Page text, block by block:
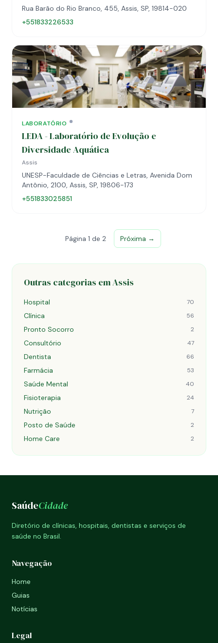
Rua Barão do Rio Branco, 455, Assis, SP, 19814-020
+551833226533
LABORATÓRIO
LEDA - Laboratório de Evolução e
Diversidade Aquática
Assis
UNESP-Faculdade de Ciências e Letras, Avenida Dom
Antônio, 2100, Assis, SP, 19806-173
+551833025851
Página 1 de 2 Próxima →
Outras categorias em Assis
Hospital 70
Clínica 56
Pronto Socorro 2
Consultório 47
Dentista 66
Farmácia 53
Saúde Mental 40
Fisioterapia 24
Nutrição 7
Posto de Saúde 2
Home Care 2
SaúdeCidade
Diretório de clínicas, hospitais, dentistas e serviços de
saúde no Brasil.
Navegação
Home
Guias
Notícias
Legal